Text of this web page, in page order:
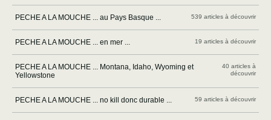
PECHE A LA MOUCHE ... au Pays Basque ... 539 articles à découvrir
PECHE A LA MOUCHE ... en mer ... 19 articles à découvrir
PECHE A LA MOUCHE ... Montana, Idaho, Wyoming et
Yellowstone
40 articles à
découvrir
PECHE A LA MOUCHE ... no kill donc durable ... 59 articles à découvrir